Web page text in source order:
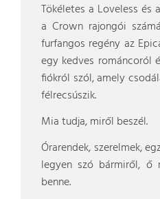
Tökéletes a Loveless és
a Crown rajongói
furfangos regény az
egy kedves románcoról
fiókról szól, amely
félrecsúszik.
Mia tudja, miről beszél.
Órarendek, szerelmek,
legyen szó bármiről, ő
benne.